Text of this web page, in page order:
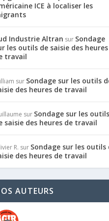
ICE à localiser les
Industrie Altran sur Sondage
les outils de saisie des heures
travail
sur Sondage sur les outils
des heures de travail
sur Sondage sur les outils
saisie des heures de travail
R. sur Sondage sur les outils
des heures de travail
AUTEURS